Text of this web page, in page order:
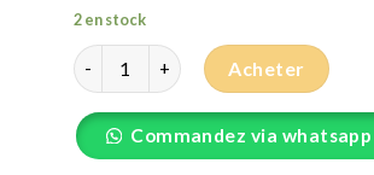
2 en stock
quantité de Wonder Land 100ml
Acheter
Commandez via whatsapp